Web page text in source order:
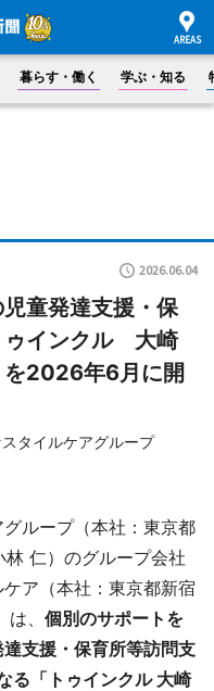
暮らす・働く 学ぶ・知る
2026.06.04
童発達支援・保
ゥインクル 大崎
を2026年6月に開
タイルケアグループ
ループ（本社：東京都
仁）のグループ会社
ア（本社：東京都新宿
、 個別のサポートを
支援・保育所等訪問支
る「トゥインクル 大崎